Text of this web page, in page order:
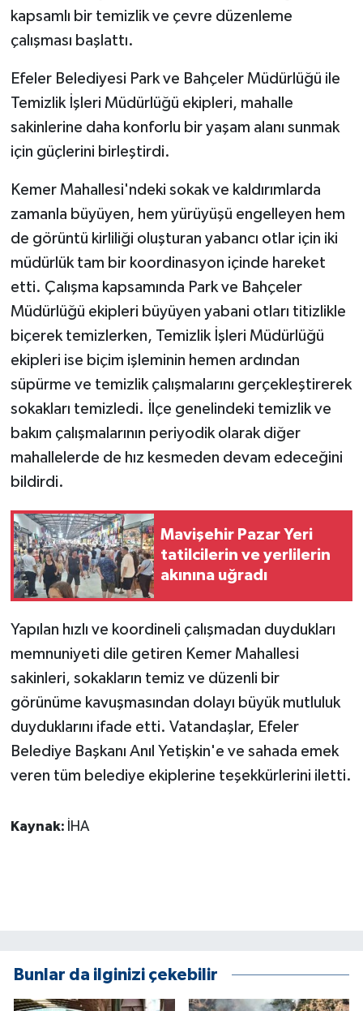
kapsamlı bir temizlik ve çevre düzenleme
çalışması başlattı.
Efeler Belediyesi Park ve Bahçeler Müdürlüğü ile
Temizlik İşleri Müdürlüğü ekipleri, mahalle
sakinlerine daha konforlu bir yaşam alanı sunmak
için güçlerini birleştirdi.
Kemer Mahallesi'ndeki sokak ve kaldırımlarda
zamanla büyüyen, hem yürüyüşü engelleyen hem
de görüntü kirliliği oluşturan yabancı otlar için iki
müdürlük tam bir koordinasyon içinde hareket
etti. Çalışma kapsamında Park ve Bahçeler
Müdürlüğü ekipleri büyüyen yabani otları titizlikle
biçerek temizlerken, Temizlik İşleri Müdürlüğü
ekipleri ise biçim işleminin hemen ardından
süpürme ve temizlik çalışmalarını gerçekleştirerek
sokakları temizledi. İlçe genelindeki temizlik ve
bakım çalışmalarının periyodik olarak diğer
mahallelerde de hız kesmeden devam edeceğini
bildirdi.
Mavişehir Pazar Yeri
tatilcilerin ve yerlilerin
akınına uğradı
Yapılan hızlı ve koordineli çalışmadan duydukları
memnuniyeti dile getiren Kemer Mahallesi
sakinleri, sokakların temiz ve düzenli bir
görünüme kavuşmasından dolayı büyük mutluluk
duyduklarını ifade etti. Vatandaşlar, Efeler
Belediye Başkanı Anıl Yetişkin'e ve sahada emek
veren tüm belediye ekiplerine teşekkürlerini iletti.
Kaynak: İHA
Bunlar da ilginizi çekebilir
GENEL
GÜNDEM
Güvenlik
HABERDE İNSAN
İş Dünyası
Jandarma
Kadın
KÜLTÜR SANAT
MAGAZİN
Otomobil
Sağlık
SİYASET
TEKNOLOJİ
Turizm
YAŞAM
YEREL